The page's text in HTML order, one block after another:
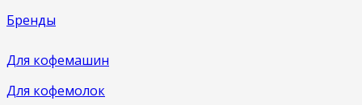
Бренды
Для кофемашин
Для кофемолок